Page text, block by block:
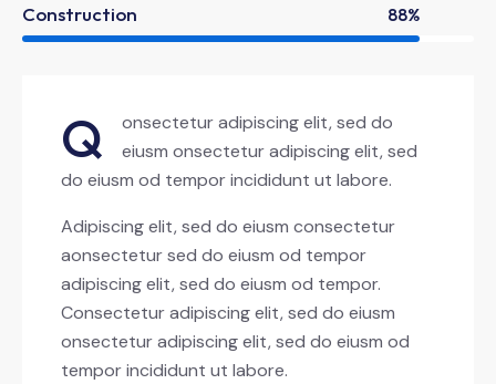
Construction 88%
Q
onsectetur adipiscing elit, sed do
eiusm onsectetur adipiscing elit, sed
do eiusm od tempor incididunt ut labore.
Adipiscing elit, sed do eiusm consectetur
aonsectetur sed do eiusm od tempor
adipiscing elit, sed do eiusm od tempor.
Consectetur adipiscing elit, sed do eiusm
onsectetur adipiscing elit, sed do eiusm od
tempor incididunt ut labore.